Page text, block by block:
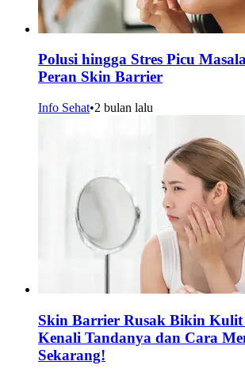
Polusi hingga Stres Picu
Peran Skin Barrier
Info Sehat•2 bulan lalu
Skin Barrier Rusak Bikin Kulit
Kenali Tandanya dan Cara
Sekarang!